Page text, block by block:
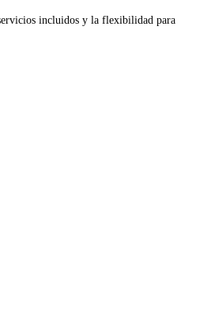
incluidos y la flexibilidad para